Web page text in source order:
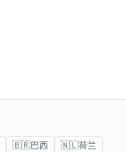
🇧🇷巴西 🇳🇱荷兰